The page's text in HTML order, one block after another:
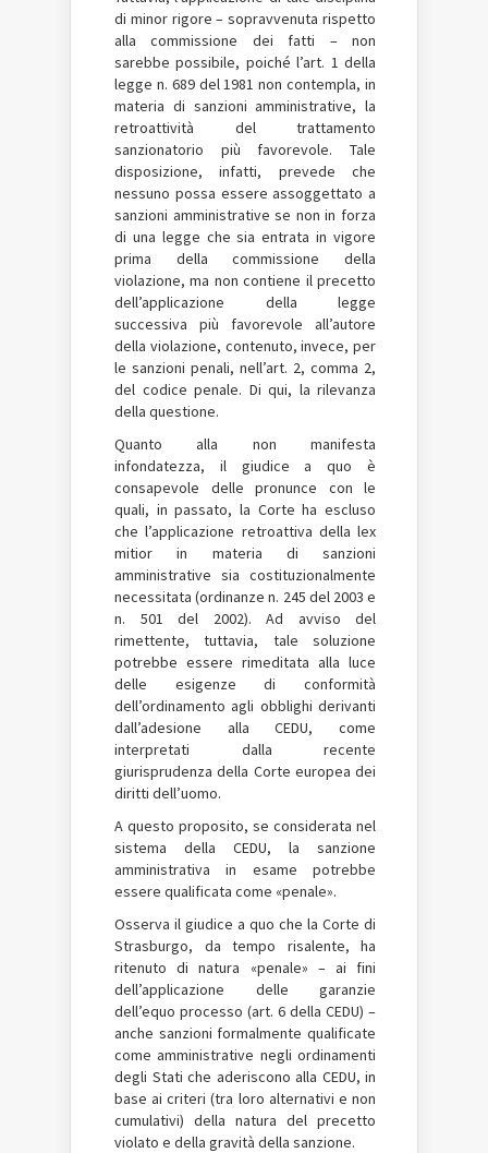
di minor rigore – sopravvenuta rispetto
alla commissione dei fatti – non
sarebbe possibile, poiché l’art. 1 della
legge n. 689 del 1981 non contempla, in
materia di sanzioni amministrative, la
retroattività del trattamento
sanzionatorio più favorevole. Tale
disposizione, infatti, prevede che
nessuno possa essere assoggettato a
sanzioni amministrative se non in forza
di una legge che sia entrata in vigore
prima della commissione della
violazione, ma non contiene il precetto
dell’applicazione della legge
successiva più favorevole all’autore
della violazione, contenuto, invece, per
le sanzioni penali, nell’art. 2, comma 2,
del codice penale. Di qui, la rilevanza
della questione.
Quanto alla non manifesta
infondatezza, il giudice a quo è
consapevole delle pronunce con le
quali, in passato, la Corte ha escluso
che l’applicazione retroattiva della lex
mitior in materia di sanzioni
amministrative sia costituzionalmente
necessitata (ordinanze n. 245 del 2003 e
n. 501 del 2002). Ad avviso del
rimettente, tuttavia, tale soluzione
potrebbe essere rimeditata alla luce
delle esigenze di conformità
dell’ordinamento agli obblighi derivanti
dall’adesione alla CEDU, come
interpretati dalla recente
giurisprudenza della Corte europea dei
diritti dell’uomo.
A questo proposito, se considerata nel
sistema della CEDU, la sanzione
amministrativa in esame potrebbe
essere qualificata come «penale».
Osserva il giudice a quo che la Corte di
Strasburgo, da tempo risalente, ha
ritenuto di natura «penale» – ai fini
dell’applicazione delle garanzie
dell’equo processo (art. 6 della CEDU) –
anche sanzioni formalmente qualificate
come amministrative negli ordinamenti
degli Stati che aderiscono alla CEDU, in
base ai criteri (tra loro alternativi e non
cumulativi) della natura del precetto
violato e della gravità della sanzione.